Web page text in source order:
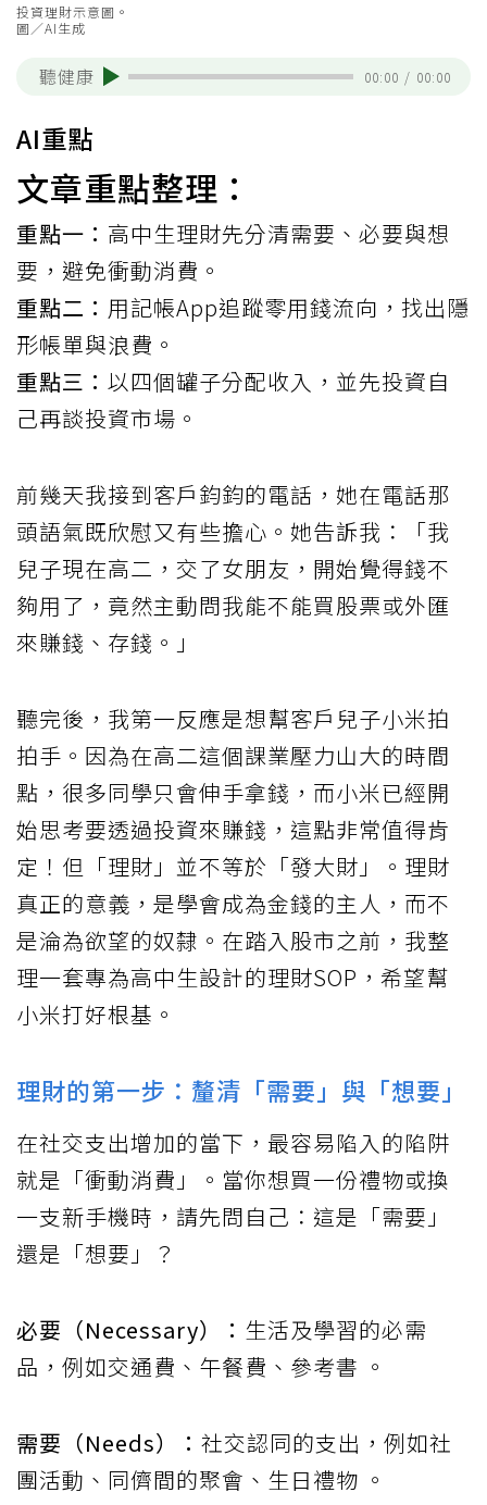
投資理財示意圖。
圖／AI生成
聽健康 00:00 / 00:00
AI重點
文章重點整理：
重點一： 高中生理財先分清需要、必要與想
要，避免衝動消費。
重點二： 用記帳App追蹤零用錢流向，找出隱
形帳單與浪費。
重點三： 以四個罐子分配收入，並先投資自
己再談投資市場。
前幾天我接到客戶鈞鈞的電話，她在電話那
頭語氣既欣慰又有些擔心。她告訴我：「我
兒子現在高二，交了女朋友，開始覺得錢不
夠用了，竟然主動問我能不能買股票或外匯
來賺錢、存錢。」
聽完後，我第一反應是想幫客戶兒子小米拍
拍手。因為在高二這個課業壓力山大的時間
點，很多同學只會伸手拿錢，而小米已經開
始思考要透過投資來賺錢，這點非常值得肯
定！但「理財」並不等於「發大財」。理財
真正的意義，是學會成為金錢的主人，而不
是淪為欲望的奴隸。在踏入股市之前，我整
理一套專為高中生設計的理財SOP，希望幫
小米打好根基。
理財的第一步：釐清「需要」與「想要」
在社交支出增加的當下，最容易陷入的陷阱
就是「衝動消費」。當你想買一份禮物或換
一支新手機時，請先問自己：這是「需要」
還是「想要」？
必要（Necessary）： 生活及學習的必需
品，例如交通費、午餐費、參考書 。
需要（Needs）： 社交認同的支出，例如社
團活動、同儕間的聚會、生日禮物 。